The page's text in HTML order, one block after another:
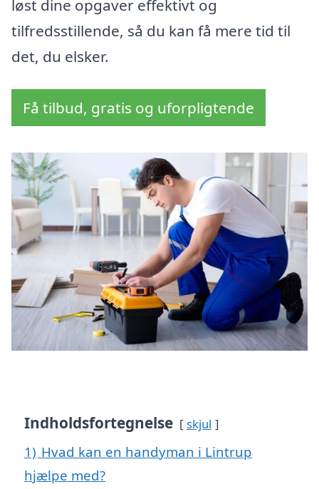
løst dine opgaver effektivt og
tilfredsstillende, så du kan få mere tid til
det, du elsker.
Få tilbud, gratis og uforpligtende
Indholdsfortegnelse skjul
1) Hvad kan en handyman i Lintrup
hjælpe med?